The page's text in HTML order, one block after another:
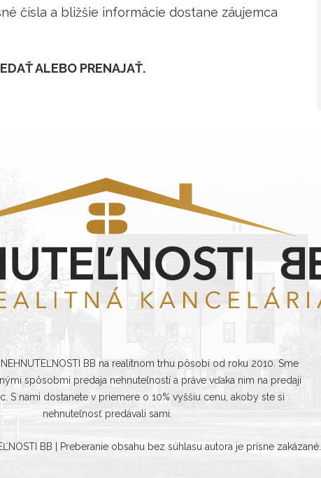
čísla a bližšie informácie dostane záujemca
ALEBO PRENAJAŤ.
BB na realitnom trhu pôsobí od roku 2010. Sme
spôsobmi predaja nehnuteľností a práve vďaka nim na predaji
S nami dostanete v priemere o 10% vyššiu cenu, akoby ste si
nehnuteľnosť predávali sami.
BB | Preberanie obsahu bez súhlasu autora je prísne zakázané.